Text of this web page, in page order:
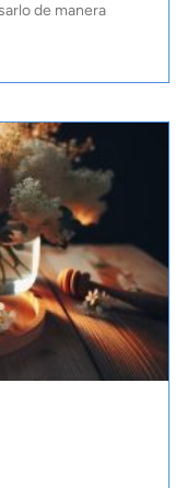
de manera